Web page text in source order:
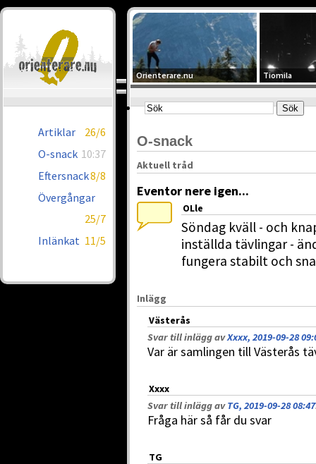
Artiklar
26/6
O-snack 10:37
Eftersnack8/8
Övergångar
25/7
Inlänkat 11/5
Orienterare.nu Tiomila
O-snack
Aktuell tråd
Eventor nere igen...
OLle
Söndag kväll - och
inställda tävlingar -
fungera stabilt och
Inlägg
Västerås
Svar till inlägg avXxxx, 2019-09-28
Var är samlingen till Västerås
Xxxx
Svar till inlägg avTG, 2019-09-28 08:47
Fråga här så får du svar
TG